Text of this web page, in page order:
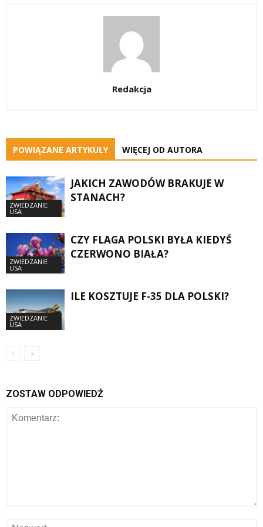
Redakcja
POWIĄZANE ARTYKUŁY WIĘCEJ OD AUTORA
ZWIEDZANIE
USA
JAKICH ZAWODÓW BRAKUJE W
STANACH?
ZWIEDZANIE
USA
CZY FLAGA POLSKI BYŁA KIEDYŚ
CZERWONO BIAŁA?
ZWIEDZANIE
USA
ILE KOSZTUJE F-35 DLA POLSKI?
ZOSTAW ODPOWIEDŹ